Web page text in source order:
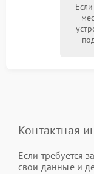
Контактная
Если требуется
свои данные и